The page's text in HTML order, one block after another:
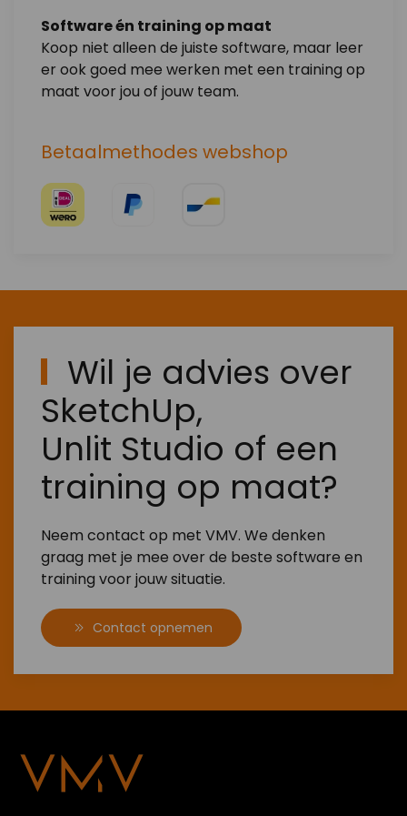
Software én training op maat
Koop niet alleen de juiste software, maar leer
er ook goed mee werken met een training op
maat voor jou of jouw team.
Betaalmethodes webshop
Wil je advies over
SketchUp,
Unlit Studio of een
training op maat?
Neem contact op met VMV. We denken
graag met je mee over de beste software en
training voor jouw situatie.
Contact opnemen